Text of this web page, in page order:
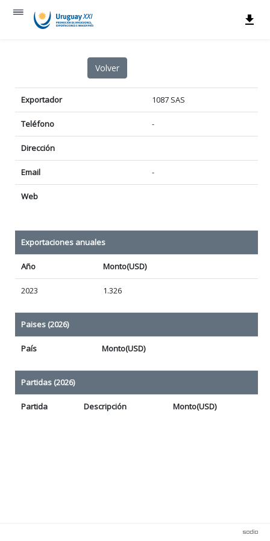
Exportador 1087 SAS
Teléfono -
Dirección
Email -
Web
Exportaciones anuales
Año Monto(USD)
2023 1.326
Paises (2026)
País Monto(USD)
Partidas (2026)
Partida Descripción Monto(USD)